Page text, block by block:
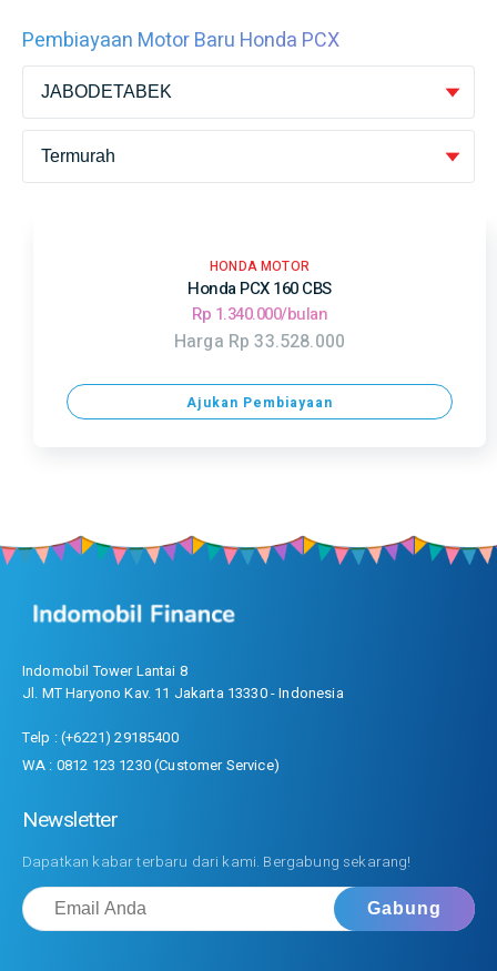
Pembiayaan Motor Baru Honda PCX
HONDA MOTOR
Honda PCX 160 CBS
Rp 1.340.000/bulan
Harga Rp 33.528.000
Ajukan Pembiayaan
Indomobil Tower Lantai 8
Jl. MT Haryono Kav. 11 Jakarta 13330 - Indonesia
Telp : (+6221) 29185400
WA : 0812 123 1230 (Customer Service)
Newsletter
Dapatkan kabar terbaru dari kami. Bergabung sekarang!